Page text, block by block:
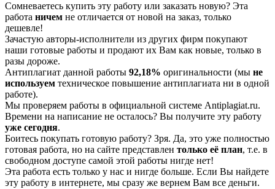
Сомневаетесь купить эту работу или заказать новую? Эта
работа ничем не отличается от новой на заказ, только
дешевле!
Зачастую авторы-исполнители из других фирм покупают
наши готовые работы и продают их Вам как новые, только в
разы дороже.
Антиплагиат данной работы 92,18% оригинальности (мы не
используем техническое повышение антиплагиата ни в одной
работе).
Мы проверяем работы в официальной системе Аntiplagiat.ru.
Времени на написание не осталось? Вы получите эту работу
уже сегодня.
Боитесь покупать готовую работу? Зря. Да, это уже полностью
готовая работа, но на сайте представлен только её план, т.е. в
свободном доступе самой этой работы нигде нет!
Эта работа есть только у нас и нигде больше. Если Вы найдете
эту работу в интернете, мы сразу же вернем Вам все деньги.